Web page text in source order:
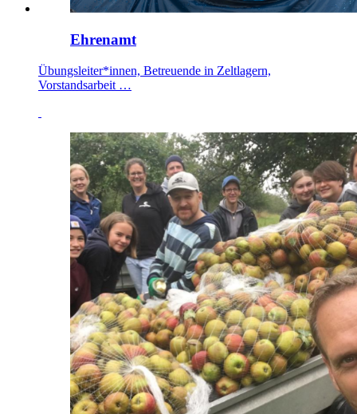
Ehrenamt
Übungsleiter*innen, Betreuende in Zeltlagern,
Vorstandsarbeit …